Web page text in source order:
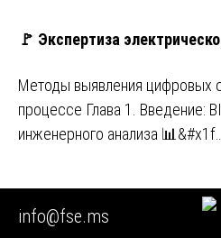
🚩 Экспертиза
Методы выявления цифровых
процессе Глава 1. Введение:
инженерного анализа 📊&#x1f…
🔴 Экспертиза проектов
info@fse.ms